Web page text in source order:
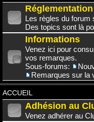
Les règles du forum
Des topics sont là
Informations
Venez ici pour
vos remarques.
Sous-forums:
Remarques sur la
ACCUEIL
Adhésion au
Venez adhérer au